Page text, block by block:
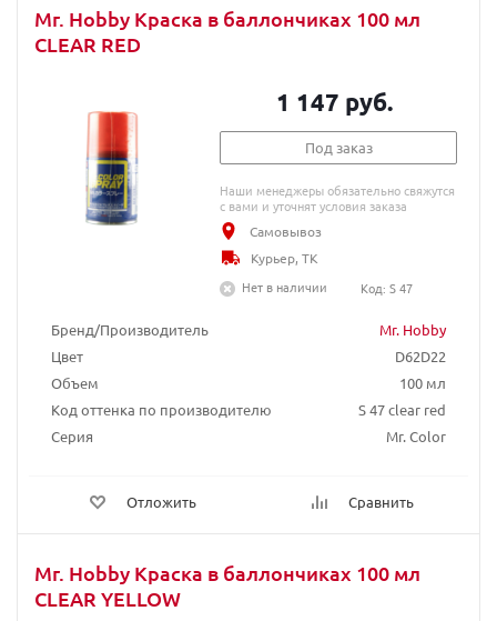
Mr. Hobby Краска в баллончиках 100 мл
CLEAR RED
Бренд/Производитель
Mr. Hobby
Цвет
D62D22
Объем
100 мл
Код оттенка по производителю
S 47 clear red
Серия
Mr. Color
Отложить Сравнить
1 147 руб.
Под заказ
Наши менеджеры обязательно свяжутся
с вами и уточнят условия заказа
Самовывоз
Курьер, ТК
Нет в наличии
Код: S 47
Mr. Hobby Краска в баллончиках 100 мл
CLEAR YELLOW